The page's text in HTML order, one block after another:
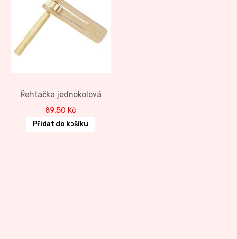
Řehtačka jednokolová
89,50 Kč
Přidat do košíku